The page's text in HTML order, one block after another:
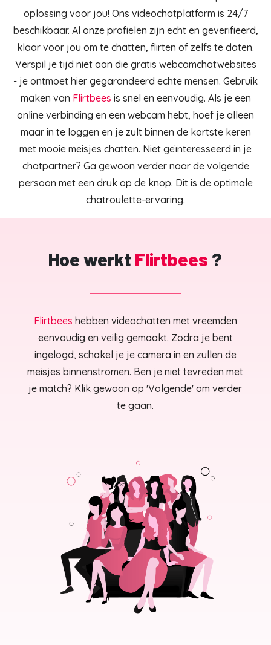
oplossing voor jou! Ons videochatplatform is 24/7
beschikbaar. Al onze profielen zijn echt en geverifieerd,
klaar voor jou om te chatten, flirten of zelfs te daten.
Verspil je tijd niet aan die gratis webcamchatwebsites
- je ontmoet hier gegarandeerd echte mensen. Gebruik
maken van Flirtbees is snel en eenvoudig. Als je een
online verbinding en een webcam hebt, hoef je alleen
maar in te loggen en je zult binnen de kortste keren
met mooie meisjes chatten. Niet geïnteresseerd in je
chatpartner? Ga gewoon verder naar de volgende
persoon met een druk op de knop. Dit is de optimale
chatroulette-ervaring.
Hoe werkt Flirtbees ?
Flirtbees hebben videochatten met vreemden
eenvoudig en veilig gemaakt. Zodra je bent
ingelogd, schakel je je camera in en zullen de
meisjes binnenstromen. Ben je niet tevreden met
je match? Klik gewoon op 'Volgende' om verder
te gaan.